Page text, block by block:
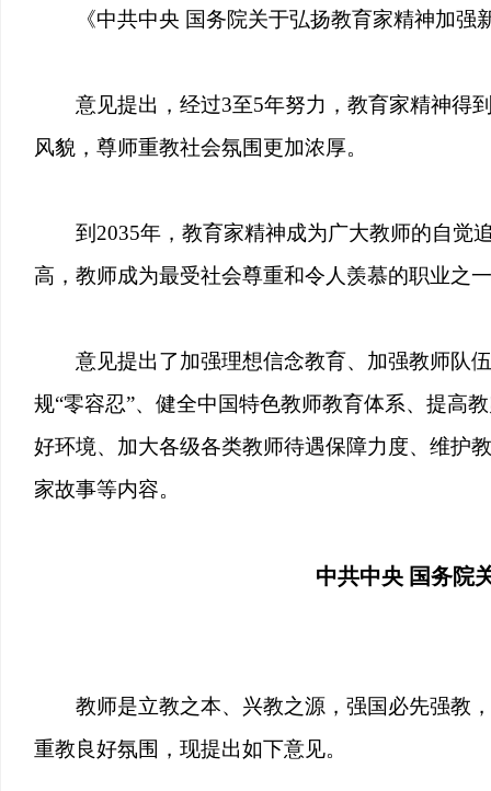
《中共中央 国务院关于弘扬教育家精神加
意见提出，经过3至5年努力，教育家精神得
风貌，尊师重教社会氛围更加浓厚。
到2035年，教育家精神成为广大教师的自觉
高，教师成为最受社会尊重和令人羡慕的职业之
意见提出了加强理想信念教育、加强教师队
规“零容忍”、健全中国特色教师教育体系、提高
好环境、加大各级各类教师待遇保障力度、维护
家故事等内容。
中共中央 国务院
教师是立教之本、兴教之源，强国必先强教
重教良好氛围，现提出如下意见。